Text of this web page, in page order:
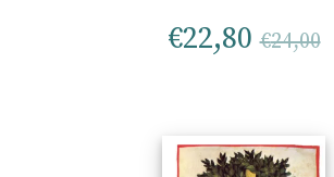
€22,80 €24,00